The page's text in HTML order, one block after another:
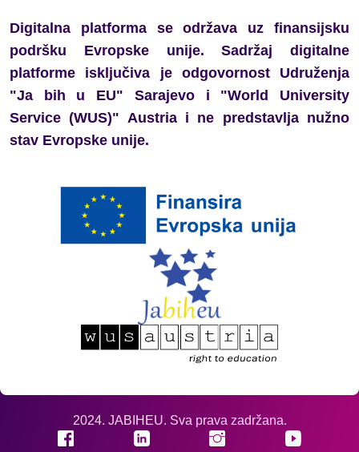
Glas mladih važan je sada:
obrazovanje kao prostor slobode
izražavanja i aktivnog učešća
Generacija koja ne šuti: Mladi iz
regiona o slobodi izražavanja i
promjenama
Preporuke mladih za donosioce
odluka: zaštita slobode
izražavanja i jačanje
Mladi jačaju vještine kritičkog
mišljenja i odgovorne
Digitalna platforma se održava uz finansijsku
podršku Evropske unije. Sadržaj digitalne
platforme isključiva je odgovornost Udruženja
"Ja bih u EU" Sarajevo i "World University
Service (WUS)" Austria i ne predstavlja nužno
stav Evropske unije.
2024. JABIHEU. Sva prava zadržana.